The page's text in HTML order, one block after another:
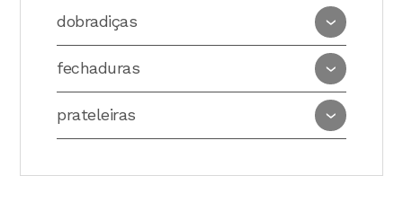
dobradiças
fechaduras
prateleiras